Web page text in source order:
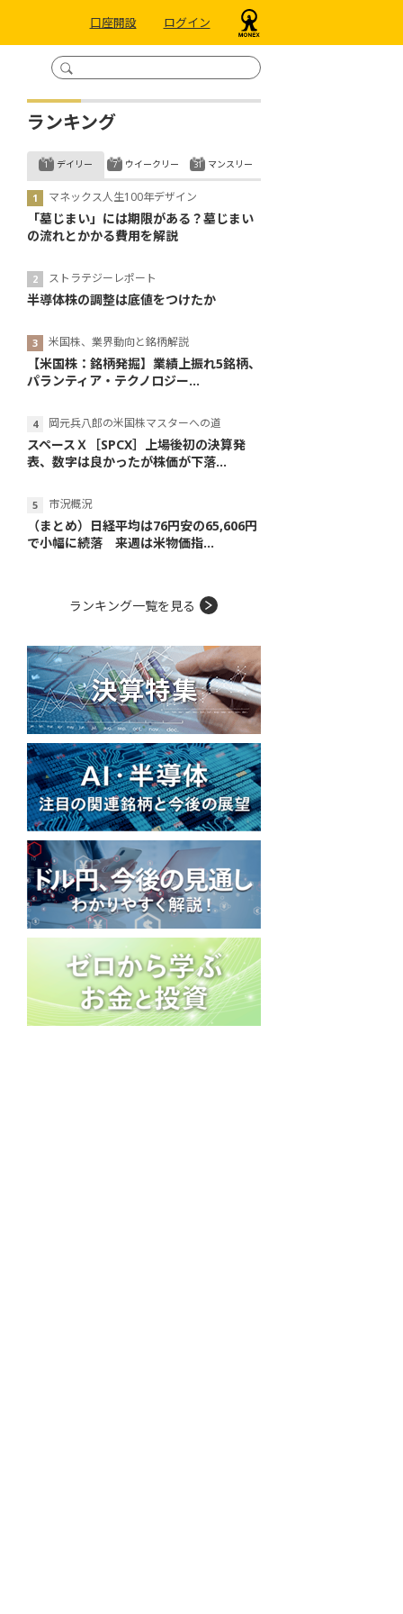
口座開設 ログイン
ランキング
デイリー
マネックス人生100年デザイン
「墓じまい」には期限がある？墓じまい
の流れとかかる費用を解説
ストラテジーレポート
半導体株の調整は底値をつけたか
米国株、業界動向と銘柄解説
【米国株：銘柄発掘】業績上振れ5銘柄、
パランティア・テクノロジー...
岡元兵八郎の米国株マスターへの道
スペースＸ［SPCX］上場後初の決算発
表、数字は良かったが株価が下落...
市況概況
（まとめ）日経平均は76円安の65,606円
で小幅に続落 来週は米物価指...
ウイークリー マンスリー
ランキング一覧を見る